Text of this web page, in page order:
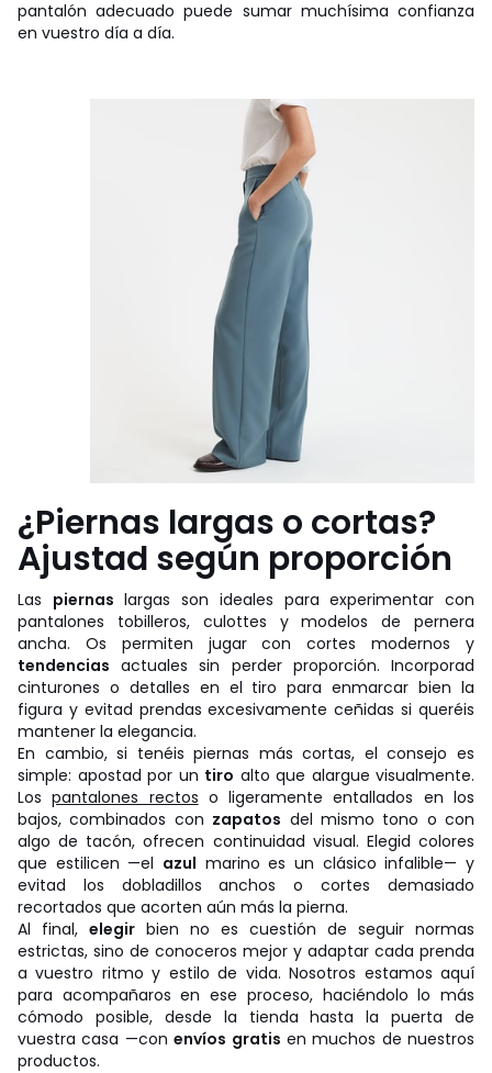
pantalón adecuado puede sumar muchísima confianza
en vuestro día a día.
¿Piernas largas o cortas?
Ajustad según proporción
Las piernas largas son ideales para experimentar con
pantalones tobilleros, culottes y modelos de pernera
ancha. Os permiten jugar con cortes modernos y
tendencias actuales sin perder proporción. Incorporad
cinturones o detalles en el tiro para enmarcar bien la
figura y evitad prendas excesivamente ceñidas si queréis
mantener la elegancia.
En cambio, si tenéis piernas más cortas, el consejo es
simple: apostad por un tiro alto que alargue visualmente.
Lospantalones rectos o ligeramente entallados en los
bajos, combinados con zapatos del mismo tono o con
algo de tacón, ofrecen continuidad visual. Elegid colores
que estilicen —el azul marino es un clásico infalible— y
evitad los dobladillos anchos o cortes demasiado
recortados que acorten aún más la pierna.
Al final, elegir bien no es cuestión de seguir normas
estrictas, sino de conoceros mejor y adaptar cada prenda
a vuestro ritmo y estilo de vida. Nosotros estamos aquí
para acompañaros en ese proceso, haciéndolo lo más
cómodo posible, desde la tienda hasta la puerta de
vuestra casa —conenvíos gratis en muchos de nuestros
productos.